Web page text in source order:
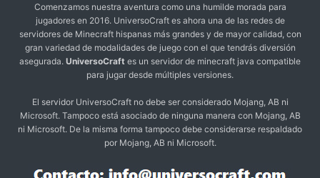
Comenzamos nuestra aventura como una humilde morada para
jugadores en 2016. UniversoCraft es ahora una de las redes de
servidores de Minecraft hispanas más grandes y de mayor calidad, con
gran variedad de modalidades de juego con el que tendrás diversión
asegurada. UniversoCraft es un servidor de minecraft java compatible
para jugar desde múltiples versiones.
El servidor UniversoCraft no debe ser considerado Mojang, AB ni
Microsoft. Tampoco está asociado de ninguna manera con Mojang, AB
ni Microsoft. De la misma forma tampoco debe considerarse respaldado
por Mojang, AB ni Microsoft.